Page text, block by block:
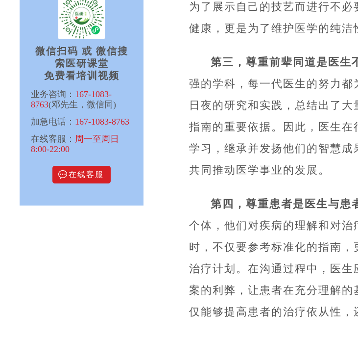
微信扫码 或 微信搜
索医研课堂
免费看培训视频
业务咨询： 167-1083-
8763(邓先生，微信同)
加急电话： 167-1083-8763
在线客服： 周一至周日
8:00-22:00
在线客服
为了展示自己的技艺而进行不
健康，更是为了维护医学的纯洁
第三，尊重前辈同道是医生
强的学科，每一代医生的努力
日夜的研究和实践，总结出了
指南的重要依据。因此，医生
学习，继承并发扬他们的智慧成
共同推动医学事业的发展。
第四，尊重患者是医生与患
个体，他们对疾病的理解和对
时，不仅要参考标准化的指南
治疗计划。在沟通过程中，医
案的利弊，让患者在充分理解
仅能够提高患者的治疗依从性，